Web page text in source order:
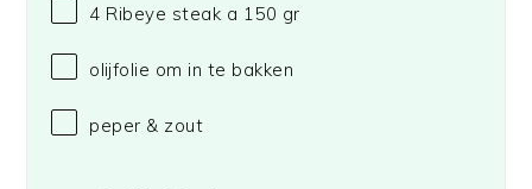
4 Ribeye steak a 150 gr
olijfolie om in te bakken
peper & zout